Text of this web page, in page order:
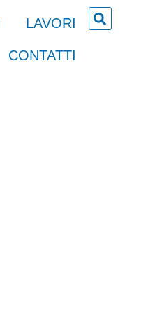
LAVORI
CONTATTI